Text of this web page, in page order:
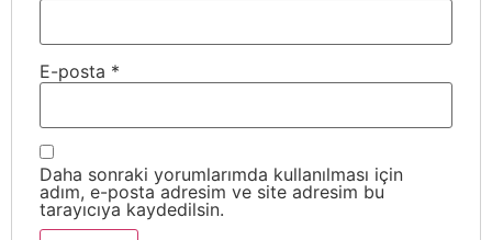
E-posta *
Daha sonraki yorumlarımda kullanılması için
adım, e-posta adresim ve site adresim bu
tarayıcıya kaydedilsin.